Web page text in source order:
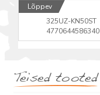
Lõppev
325UZ-KN50ST
4770644586340
Teised tooted